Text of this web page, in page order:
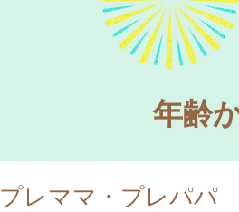
年齢
プレママ・プレパパ